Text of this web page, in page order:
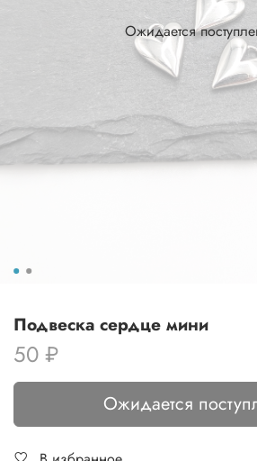
Ожидается
Подвеска сердце мини
50 ₽
Ожидается